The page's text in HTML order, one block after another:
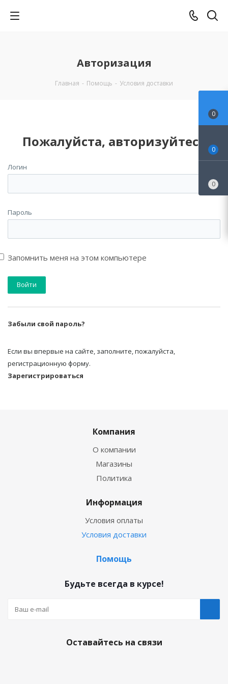
Авторизация
Главная - Помощь - Условия доставки
Пожалуйста, авторизуйтесь
Логин
Пароль
Запомнить меня на этом компьютере
Забыли свой пароль?
Если вы впервые на сайте, заполните, пожалуйста,
регистрационную форму.
Зарегистрироваться
Компания
О компании
Магазины
Политика
Информация
Условия оплаты
Условия доставки
Помощь
Будьте всегда в курсе!
Оставайтесь на связи
0
0
0